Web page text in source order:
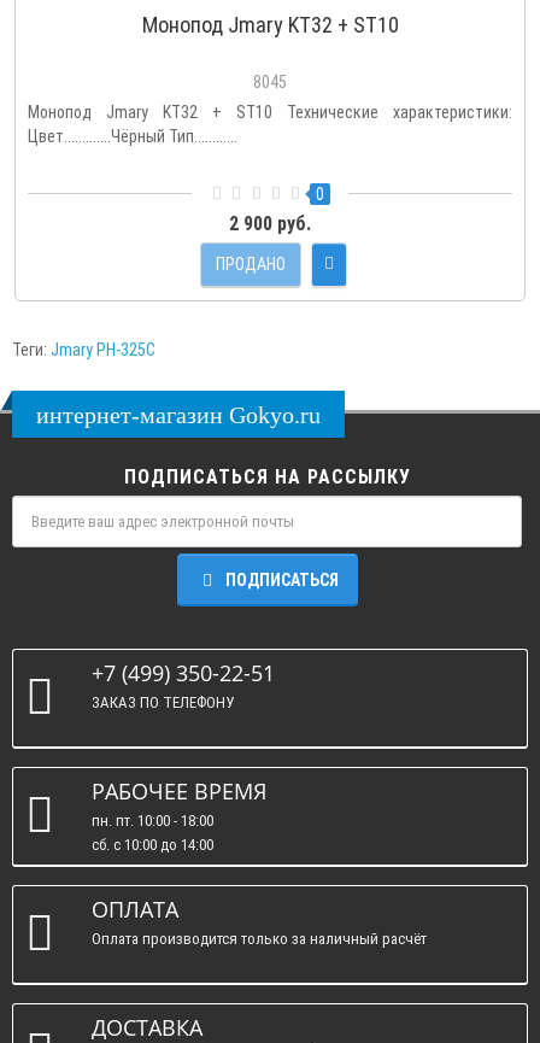
Монопод Jmary KT32 + ST10
8045
Монопод Jmary KT32 + ST10 Технические характеристики:
Цвет.............Чёрный Тип............
0
2 900 руб.
ПРОДАНО
Теги: Jmary PH-325C
интернет-магазин Gokyo.ru
ПОДПИСАТЬСЯ НА РАССЫЛКУ
ПОДПИСАТЬСЯ
+7 (499) 350-22-51
ЗАКАЗ ПО ТЕЛЕФОНУ
РАБОЧЕЕ ВРЕМЯ
пн. пт. 10:00 - 18:00
сб. c 10:00 до 14:00
вс. : выходные.
ОПЛАТА
Оплата производится только за наличный расчёт
ДОСТАВКА